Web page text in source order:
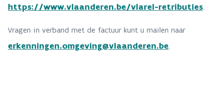
https://www.vlaanderen.be/vlarel-retributies.
Vragen in verband met de factuur kunt u mailen naar
erkenningen.omgeving@vlaanderen.be.